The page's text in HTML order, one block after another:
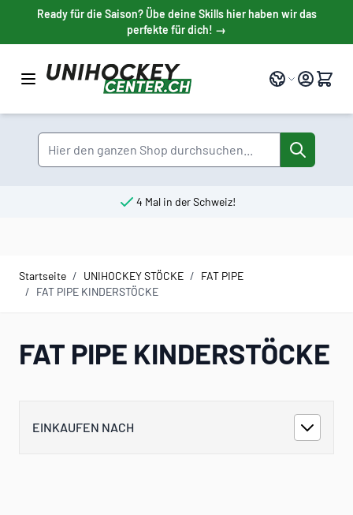
Direkt zum Inhalt
Ready für die Saison? Übe deine Skills hier haben wir das
perfekte für dich! →
Sprache
Suche
4 Mal in der Schweiz!
Startseite / UNIHOCKEY STÖCKE / FAT PIPE
/ FAT PIPE KINDERSTÖCKE
FAT PIPE KINDERSTÖCKE
EINKAUFEN NACH